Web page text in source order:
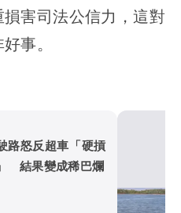
害司法公信力，這對
事。
路怒反超車「硬摃
結果變成稀巴爛